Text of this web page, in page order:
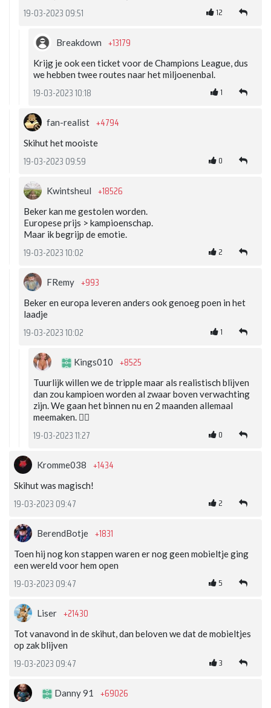
19-03-2023 09:51 12
Breakdown +13179
Krijg je ook een ticket voor de Champions League, dus
we hebben twee routes naar het miljoenenbal.
19-03-2023 10:18 1
fan-realist +4794
Skihut het mooiste
19-03-2023 09:59 0
Kwintsheul +18526
Beker kan me gestolen worden.
Europese prijs > kampioenschap.
Maar ik begrijp de emotie.
19-03-2023 10:02 2
FRemy +993
Beker en europa leveren anders ook genoeg poen in het
laadje
19-03-2023 10:02 1
Kings010 +8525
Tuurlijk willen we de tripple maar als realistisch blijven
dan zou kampioen worden al zwaar boven verwachting
zijn. We gaan het binnen nu en 2 maanden allemaal
meemaken. 👌🏻
19-03-2023 11:27 0
Kromme038 +1434
Skihut was magisch!
19-03-2023 09:47 2
BerendBotje +1831
Toen hij nog kon stappen waren er nog geen mobieltje ging
een wereld voor hem open
19-03-2023 09:47 5
Liser +21430
Tot vanavond in de skihut, dan beloven we dat de mobieltjes
op zak blijven
19-03-2023 09:47 3
Danny 91 +69026